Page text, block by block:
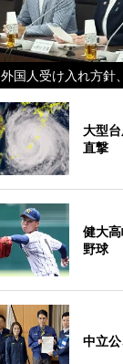
外国人受け入れ方針
大型
直撃
健大
野球
中立